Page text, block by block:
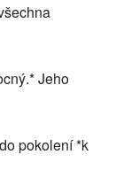
Jeho
pokolení *k